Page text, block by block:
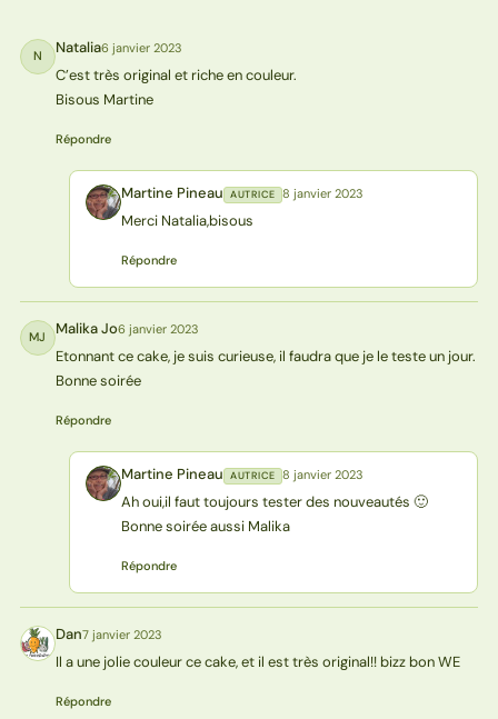
N Natalia6 janvier 2023
C’est très original et riche en couleur.
Bisous Martine
Répondre
MP Martine Pineau AUTRICE 8 janvier 2023
Merci Natalia,bisous
Répondre
MJ Malika Jo6 janvier 2023
Etonnant ce cake, je suis curieuse, il faudra que je le teste un jour.
Bonne soirée
Répondre
MP Martine Pineau AUTRICE 8 janvier 2023
Ah oui,il faut toujours tester des nouveautés 🙂
Bonne soirée aussi Malika
Répondre
D Dan7 janvier 2023
Il a une jolie couleur ce cake, et il est très original!! bizz bon WE
Répondre